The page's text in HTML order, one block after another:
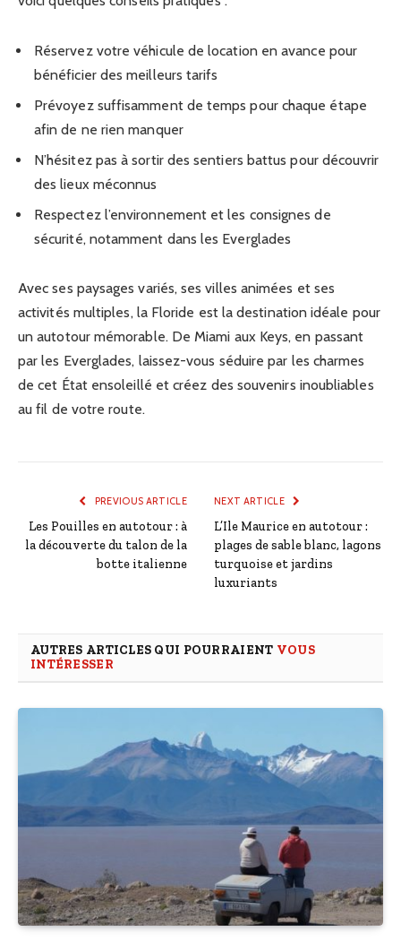
Réservez votre véhicule de location en avance pour
bénéficier des meilleurs tarifs
Prévoyez suffisamment de temps pour chaque étape
afin de ne rien manquer
N’hésitez pas à sortir des sentiers battus pour découvrir
des lieux méconnus
Respectez l’environnement et les consignes de
sécurité, notamment dans les Everglades
Avec ses paysages variés, ses villes animées et ses
activités multiples, la Floride est la destination idéale pour
un autotour mémorable. De Miami aux Keys, en passant
par les Everglades, laissez-vous séduire par les charmes
de cet État ensoleillé et créez des souvenirs inoubliables
au fil de votre route.
PREVIOUS ARTICLE
Les Pouilles en autotour : à
la découverte du talon de la
botte italienne
NEXT ARTICLE
L’Ile Maurice en autotour :
plages de sable blanc, lagons
turquoise et jardins
luxuriants
AUTRES ARTICLES QUI POURRAIENT VOUS
INTÉRESSER